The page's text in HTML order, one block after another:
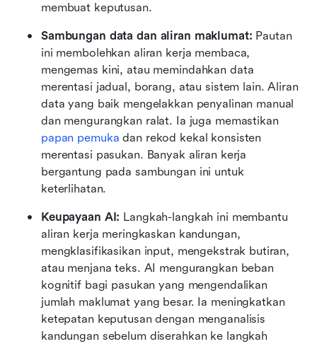
membuat keputusan.
Sambungan data dan aliran maklumat: Pautan
ini membolehkan aliran kerja membaca,
mengemas kini, atau memindahkan data
merentasi jadual, borang, atau sistem lain. Aliran
data yang baik mengelakkan penyalinan manual
papan pemuka dan rekod kekal konsisten
merentasi pasukan. Banyak aliran kerja
bergantung pada sambungan ini untuk
keterlihatan.
Keupayaan AI: Langkah-langkah ini membantu
aliran kerja meringkaskan kandungan,
mengklasifikasikan input, mengekstrak butiran,
atau menjana teks. AI mengurangkan beban
kognitif bagi pasukan yang mengendalikan
jumlah maklumat yang besar. Ia meningkatkan
ketepatan keputusan dengan menganalisis
kandungan sebelum diserahkan ke langkah